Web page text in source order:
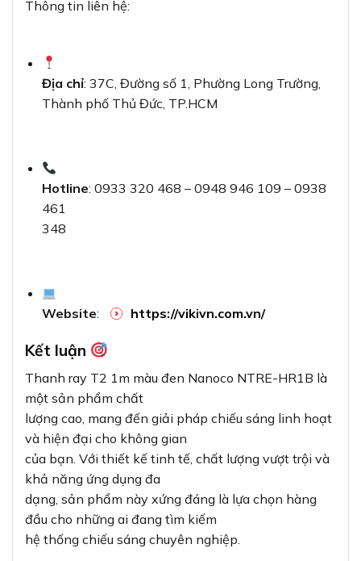
Thông tin liên hệ:
Địa chỉ: 37C, Đường số 1, Phường Long Trường,
Thành phố Thủ Đức, TP.HCM
Hotline: 0933 320 468 – 0948 946 109 – 0938
461
348
Website: https://vikivn.com.vn/
Kết luận
Thanh ray T2 1m màu đen Nanoco NTRE-HR1B là
một sản phẩm chất
lượng cao, mang đến giải pháp chiếu sáng linh hoạt
và hiện đại cho không gian
của bạn. Với thiết kế tinh tế, chất lượng vượt trội và
khả năng ứng dụng đa
dạng, sản phẩm này xứng đáng là lựa chọn hàng
đầu cho những ai đang tìm kiếm
hệ thống chiếu sáng chuyên nghiệp.